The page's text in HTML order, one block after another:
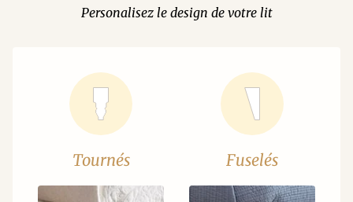
Personalisez le design de votre lit
Tournés Fuselés